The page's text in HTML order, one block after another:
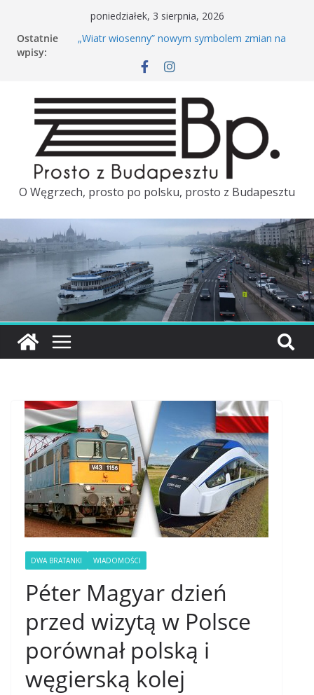
poniedziałek, 3 sierpnia, 2026
Ostatnie
wpisy:
„Wiatr wiosenny” nowym symbolem zmian na
Rowerem po Budapeszcie. Kiedy wróci Bubi?
porównał polską i węgierską kolej
Tuż przed wizytą Pétera Magyara w Polsce
ambasador Węgier zostaje odwołany
Majówka w Budapeszcie. TOP 3
O Węgrzech, prosto po polsku, prosto z Budapesztu
DWA BRATANKI WIADOMOŚCI
Péter Magyar dzień
przed wizytą w Polsce
porównał polską i
węgierską kolej